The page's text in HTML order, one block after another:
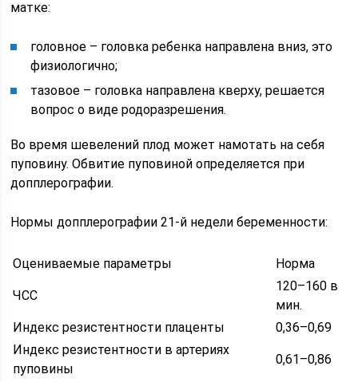
матке:
головное – головка ребенка направлена вниз, это
физиологично;
тазовое – головка направлена кверху, решается
вопрос о виде родоразрешения.
Во время шевелений плод может намотать на себя
пуповину. Обвитие пуповиной определяется при
допплерографии.
Нормы допплерографии 21-й недели беременности:
Оцениваемые параметры Норма
ЧСС
120–160 в
мин.
Индекс резистентности плаценты
0,36–0,69
Индекс резистентности в артериях
пуповины
0,61–0,86